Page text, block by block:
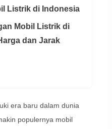
Listrik di Indonesia
Mobil Listrik di
dan Jarak
era baru dalam dunia
populernya mobil